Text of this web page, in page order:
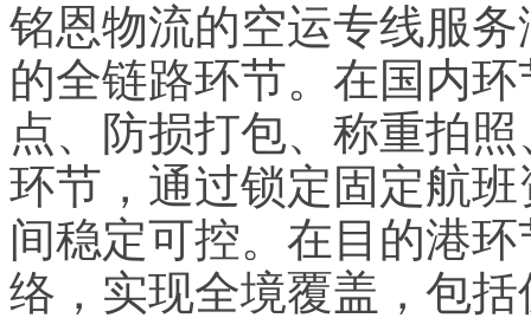
铭恩物流的空运专线服
的全链路环节。在国内
点、防损打包、称重拍
环节，通过锁定固定航
间稳定可控。在目的港
络，实现全境覆盖，包